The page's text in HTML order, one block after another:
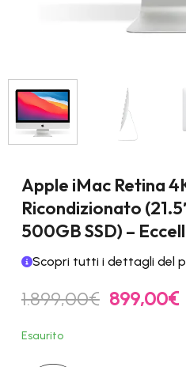
Apple iMac Retina
Ricondizionato
500GB SSD) –
Scopri tutti i dettagli del
1.899,00€ Il
prezzo
899,00€Il
Esaurito